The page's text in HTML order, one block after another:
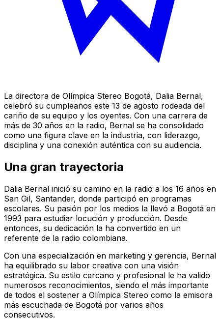
La directora de Olímpica Stereo Bogotá, Dalia Bernal,
celebró su cumpleaños este 13 de agosto rodeada del
cariño de su equipo y los oyentes. Con una carrera de
más de 30 años en la radio, Bernal se ha consolidado
como una figura clave en la industria, con liderazgo,
disciplina y una conexión auténtica con su audiencia.
Una gran trayectoria
Dalia Bernal inició su camino en la radio a los 16 años en
San Gil, Santander, donde participó en programas
escolares. Su pasión por los medios la llevó a Bogotá en
1993 para estudiar locución y producción. Desde
entonces, su dedicación la ha convertido en un
referente de la radio colombiana.
Con una especialización en marketing y gerencia, Bernal
ha equilibrado su labor creativa con una visión
estratégica. Su estilo cercano y profesional le ha valido
numerosos reconocimientos, siendo el más importante
de todos el sostener a Olímpica Stereo como la emisora
más escuchada de Bogotá por varios años
consecutivos.